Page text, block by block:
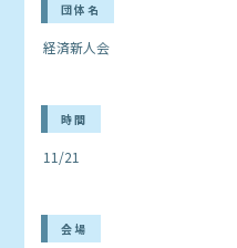
団体名
経済新人会
時間
11/21
会場